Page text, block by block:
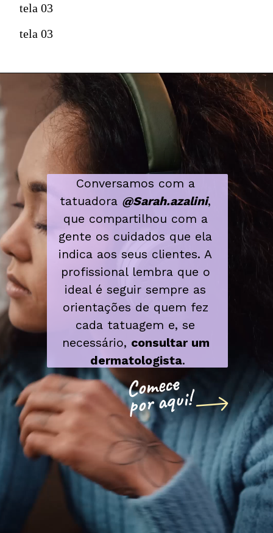
tela 03
tela 03
Conversamos com a
tatuadora @Sarah.azalini,
que compartilhou com a
gente os cuidados que ela
indica aos seus clientes. A
profissional lembra que o
ideal é seguir sempre as
orientações de quem fez
cada tatuagem e, se
necessário, consultar um
dermatologista.
Comece
por aqui!